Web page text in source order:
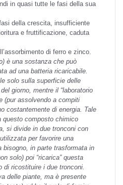
in quasi tutte le fasi della sua
della crescita, insufficiente
e fruttificazione, caduta
di ferro e zinco.
è una sostanza che può
ad una batteria ricaricabile.
solo sulla superficie delle
giorno, mentre il “laboratorio
(pur assolvendo a compiti
costantemente di energia. Tale
questo composto chimico
si divide in due tronconi con
per favorire una
bisogno, in parte trasformata in
solo) poi “ricarica” questa
di ricostituire i due tronconi.
delle piante, ma è presente